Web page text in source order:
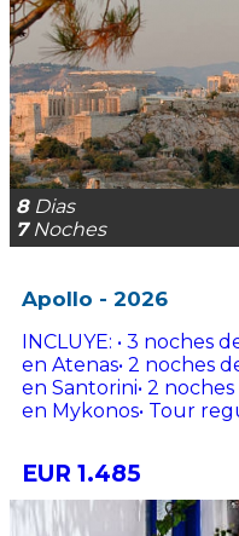
8Dias
7Noches
Apollo - 2026
INCLUYE: • 3 noches
en Atenas• 2 noches
en Santorini• 2
en Mykonos• Tour
EUR 1.485